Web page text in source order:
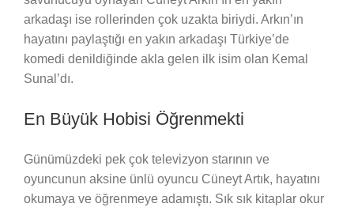
arkadaşı ise rollerinden çok uzakta biriydi. Arkın’ın
hayatını paylaştığı en yakın arkadaşı Türkiye’de
komedi denildiğinde akla gelen ilk isim olan Kemal
Sunal’dı.
En Büyük Hobisi Öğrenmekti
Günümüzdeki pek çok televizyon starının ve
oyuncunun aksine ünlü oyuncu Cüneyt Artık, hayatını
okumaya ve öğrenmeye adamıştı. Sık sık kitaplar okur